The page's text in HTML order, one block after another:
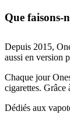
Que faisons-
Depuis 2015,
aussi en version
Chaque jour
cigarettes. Grâce
Dédiés aux